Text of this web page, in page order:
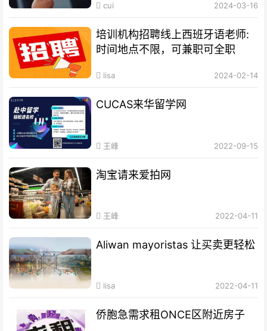
cui 2024-03-16
培训机构招聘线上西班牙语老师:
时间地点不限，可兼职可全职
lisa 2024-02-14
CUCAS来华留学网
王峰 2022-09-15
淘宝请来爱拍网
王峰 2022-04-11
Aliwan mayoristas 让买卖更轻松
lisa 2022-04-11
侨胞急需求租ONCE区附近房子